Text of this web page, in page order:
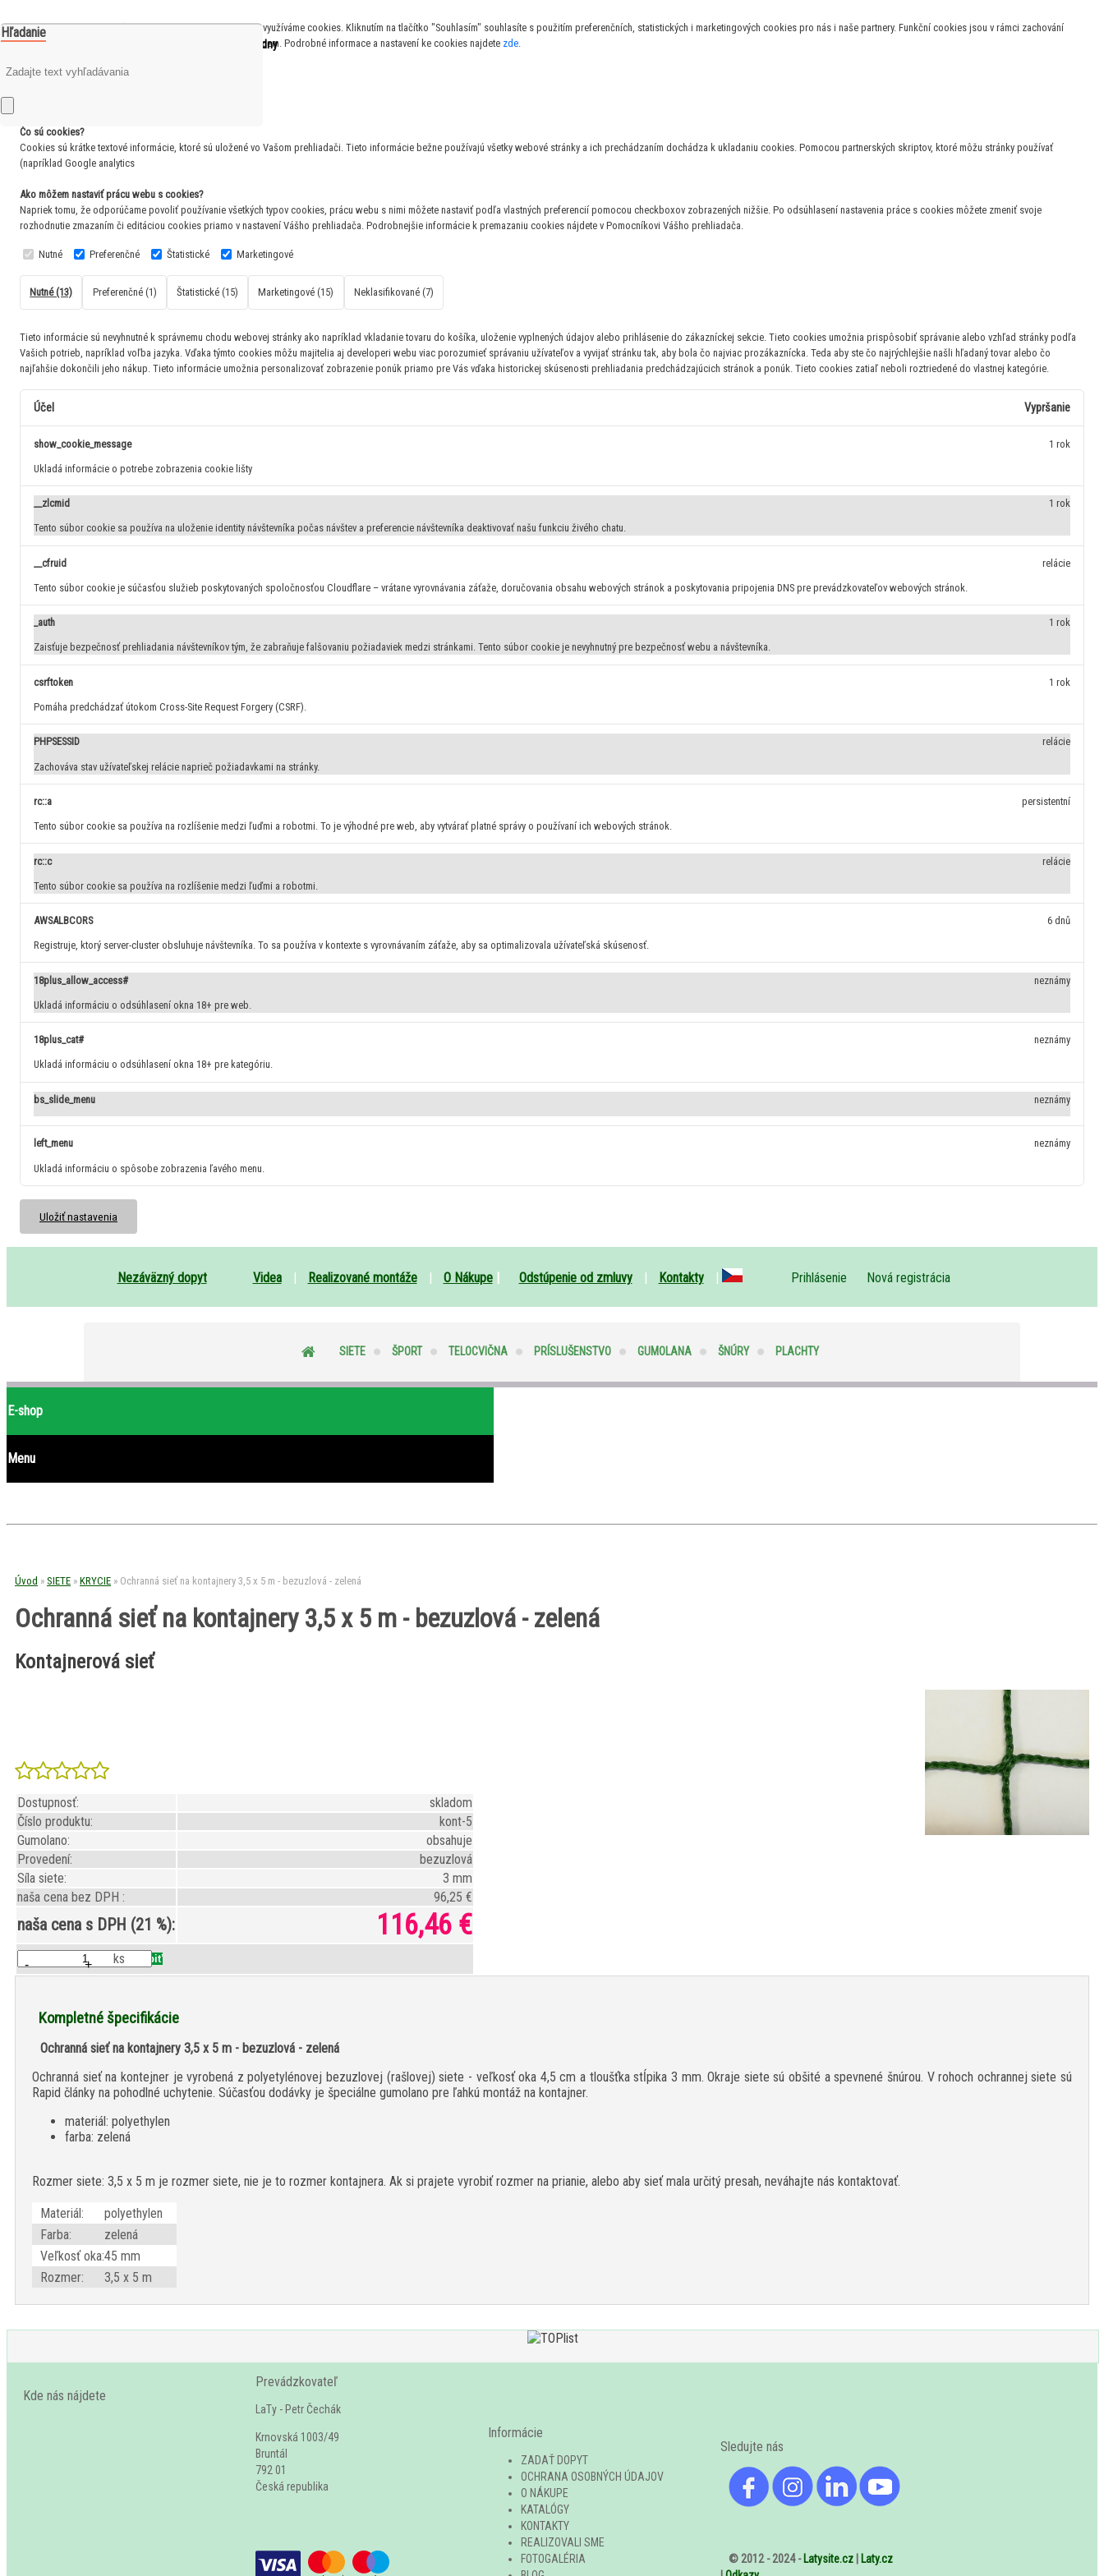
S cílem usnadnit uživatelům používat naše webové stránky využíváme cookies. Kliknutím na tlačítko "Souhlasím" souhlasíte s použitím preferenčních, statistických i marketingových cookies pro nás i naše partnery. Funkční cookies jsou v rámci zachování
funkčnosti webu používány po celou dobu procházení webem. Podrobné informace a nastavení ke cookies najdete zde.
Čo sú cookies?
Cookies sú krátke textové informácie, ktoré sú uložené vo Vašom prehliadači. Tieto informácie bežne používajú všetky webové stránky a ich prechádzaním dochádza k ukladaniu cookies. Pomocou partnerských skriptov, ktoré môžu stránky používať
(napríklad Google analytics
Ako môžem nastaviť prácu webu s cookies?
Napriek tomu, že odporúčame povoliť používanie všetkých typov cookies, prácu webu s nimi môžete nastaviť podľa vlastných preferencií pomocou checkboxov zobrazených nižšie. Po odsúhlasení nastavenia práce s cookies môžete zmeniť svoje
rozhodnutie zmazaním či editáciou cookies priamo v nastavení Vášho prehliadača. Podrobnejšie informácie k premazaniu cookies nájdete v Pomocníkovi Vášho prehliadača.
Nutné Preferenčné Štatistické Marketingové
Nutné (13) Preferenčné (1) Štatistické (15) Marketingové (15) Neklasifikované (7)
Tieto informácie sú nevyhnutné k správnemu chodu webovej stránky ako napríklad vkladanie tovaru do košíka, uloženie vyplnených údajov alebo prihlásenie do zákazníckej sekcie. Tieto cookies umožnia prispôsobiť správanie alebo vzhľad stránky podľa
Vašich potrieb, napríklad voľba jazyka. Vďaka týmto cookies môžu majitelia aj developeri webu viac porozumieť správaniu užívateľov a vyvijať stránku tak, aby bola čo najviac prozákaznícka. Teda aby ste čo najrýchlejšie našli hľadaný tovar alebo čo
najľahšie dokončili jeho nákup. Tieto informácie umožnia personalizovať zobrazenie ponúk priamo pre Vás vďaka historickej skúsenosti prehliadania predchádzajúcich stránok a ponúk. Tieto cookies zatiaľ neboli roztriedené do vlastnej kategórie.
Účel Vypršanie
show_cookie_message
Ukladá informácie o potrebe zobrazenia cookie lišty
1 rok
__zlcmid
Tento súbor cookie sa používa na uloženie identity návštevníka počas návštev a preferencie návštevníka deaktivovať našu funkciu živého chatu.
1 rok
__cfruid
Tento súbor cookie je súčasťou služieb poskytovaných spoločnosťou Cloudflare – vrátane vyrovnávania záťaže, doručovania obsahu webových stránok a poskytovania pripojenia DNS pre prevádzkovateľov webových stránok.
relácie
_auth
Zaisťuje bezpečnosť prehliadania návštevníkov tým, že zabraňuje falšovaniu požiadaviek medzi stránkami. Tento súbor cookie je nevyhnutný pre bezpečnosť webu a návštevníka.
1 rok
csrftoken
Pomáha predchádzať útokom Cross-Site Request Forgery (CSRF).
1 rok
PHPSESSID
Zachováva stav užívateľskej relácie naprieč požiadavkami na stránky.
relácie
rc::a
Tento súbor cookie sa používa na rozlíšenie medzi ľuďmi a robotmi. To je výhodné pre web, aby vytvárať platné správy o používaní ich webových stránok.
persistentní
rc::c
Tento súbor cookie sa používa na rozlíšenie medzi ľuďmi a robotmi.
relácie
AWSALBCORS
Registruje, ktorý server-cluster obsluhuje návštevníka. To sa používa v kontexte s vyrovnávaním záťaže, aby sa optimalizovala užívateľská skúsenosť.
6 dnů
18plus_allow_access#
Ukladá informáciu o odsúhlasení okna 18+ pre web.
neznámy
18plus_cat#
Ukladá informáciu o odsúhlasení okna 18+ pre kategóriu.
neznámy
bs_slide_menu neznámy
left_menu
Ukladá informáciu o spôsobe zobrazenia ľavého menu.
neznámy
Uložiť nastavenia
Nezáväzný dopyt Videa | Realizované montáže | O Nákupe| Odstúpenie od zmluvy | Kontakty | Prihlásenie Nová registrácia
Hľadanie
je prázdny
SIETE ŠPORT TELOCVIČNA PRÍSLUŠENSTVO GUMOLANA ŠNÚRY PLACHTY
E-shop
Menu
Úvod » SIETE » KRYCIE » Ochranná sieť na kontajnery 3,5 x 5 m - bezuzlová - zelená
Ochranná sieť na kontajnery 3,5 x 5 m - bezuzlová - zelená
Kontajnerová sieť
Dostupnosť:
skladom
Číslo produktu:
kont-5
Gumolano:
obsahuje
Provedení:
bezuzlová
Síla siete:
3 mm
naša cena bez DPH :
96,25 €
naša cena s DPH (21 %): 116,46 €
- + ks
Kompletné špecifikácie
Ochranná sieť na kontajnery 3,5 x 5 m - bezuzlová - zelená
Ochranná sieť na kontejner je vyrobená z polyetylénovej bezuzlovej (rašlovej) siete - veľkosť oka 4,5 cm a tloušťka stĺpika 3 mm. Okraje siete sú obšité a spevnené šnúrou. V rohoch ochrannej siete sú
Rapid články na pohodlné uchytenie. Súčasťou dodávky je špeciálne gumolano pre ľahkú montáž na kontajner.
materiál: polyethylen
farba: zelená
Rozmer siete: 3,5 x 5 m je rozmer siete, nie je to rozmer kontajnera. Ak si prajete vyrobiť rozmer na prianie, alebo aby sieť mala určitý presah, neváhajte nás kontaktovať.
Materiál:
polyethylen
Farba:
zelená
Veľkosť oka:45 mm
Rozmer:
3,5 x 5 m
Kde nás nájdete
Prevádzkovateľ
LaTy - Petr Čechák
Krnovská 1003/49
Bruntál
792 01
Česká republika
Informácie
ZADAŤ DOPYT
OCHRANA OSOBNÝCH ÚDAJOV
O NÁKUPE
KATALÓGY
KONTAKTY
REALIZOVALI SME
FOTOGALÉRIA
Sledujte nás
© 2012 - 2024 - Latysite.cz
Laty.cz